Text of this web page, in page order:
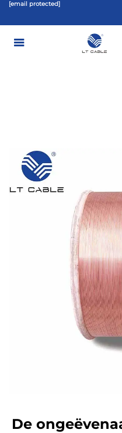
[email protected]
De